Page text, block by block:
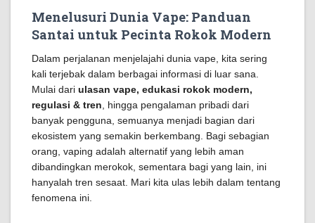
Menelusuri Dunia Vape: Panduan
Santai untuk Pecinta Rokok Modern
Dalam perjalanan menjelajahi dunia vape, kita sering
kali terjebak dalam berbagai informasi di luar sana.
Mulai dari ulasan vape, edukasi rokok modern,
regulasi & tren , hingga pengalaman pribadi dari
banyak pengguna, semuanya menjadi bagian dari
ekosistem yang semakin berkembang. Bagi sebagian
orang, vaping adalah alternatif yang lebih aman
dibandingkan merokok, sementara bagi yang lain, ini
hanyalah tren sesaat. Mari kita ulas lebih dalam tentang
fenomena ini.